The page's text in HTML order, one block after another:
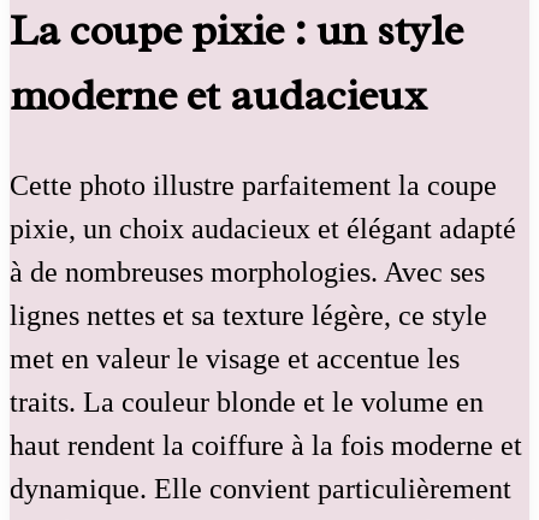
La coupe pixie : un style
moderne et audacieux
Cette photo illustre parfaitement la coupe
pixie, un choix audacieux et élégant adapté
à de nombreuses morphologies. Avec ses
lignes nettes et sa texture légère, ce style
met en valeur le visage et accentue les
traits. La couleur blonde et le volume en
haut rendent la coiffure à la fois moderne et
dynamique. Elle convient particulièrement